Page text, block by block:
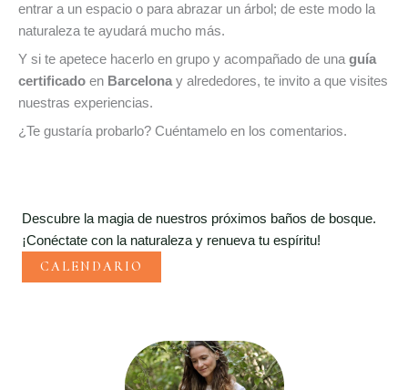
entrar a un espacio o para abrazar un árbol; de este modo la
naturaleza te ayudará mucho más.
Y si te apetece hacerlo en grupo y acompañado de una guía
certificado en Barcelona y alrededores, te invito a que visites
nuestras experiencias.
¿Te gustaría probarlo? Cuéntamelo en los comentarios.
Descubre la magia de nuestros próximos baños de bosque.
¡Conéctate con la naturaleza y renueva tu espíritu!
CALENDARIO